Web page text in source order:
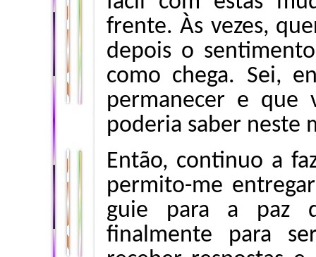
frente. Às vezes,
depois o
como chega. Sei,
permanecer e
poderia saber neste
Então, continuo a
permito-me
guie para a paz
finalmente para